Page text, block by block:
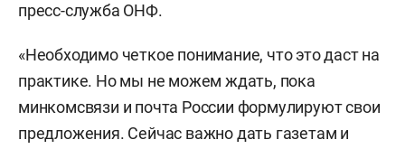
пресс-служба ОНФ.
«Необходимо четкое понимание, что это даст на
практике. Но мы не можем ждать, пока
минкомсвязи и почта России формулируют свои
предложения. Сейчас важно дать газетам и